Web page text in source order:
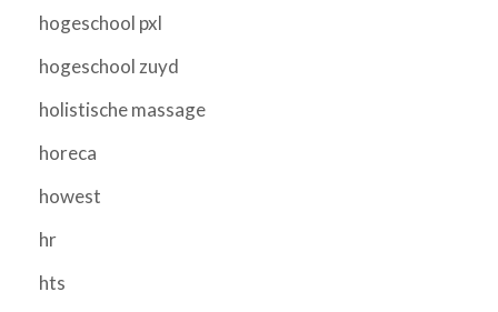
hogeschool pxl
hogeschool zuyd
holistische massage
horeca
howest
hr
hts